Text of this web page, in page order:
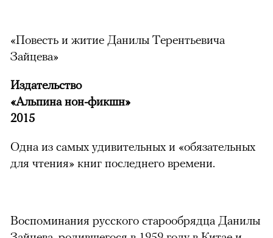
«Повесть и житие Данилы Терентьевича
Зайцева»
Издательство
«Альпина нон-фикшн»
2015
Одна из самых удивительных и «обязательных
для чтения» книг последнего времени.
Воспоминания русского старообрядца Данилы